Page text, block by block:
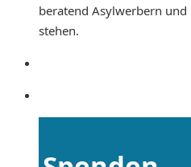
beratend Asylwerbern und
stehen.